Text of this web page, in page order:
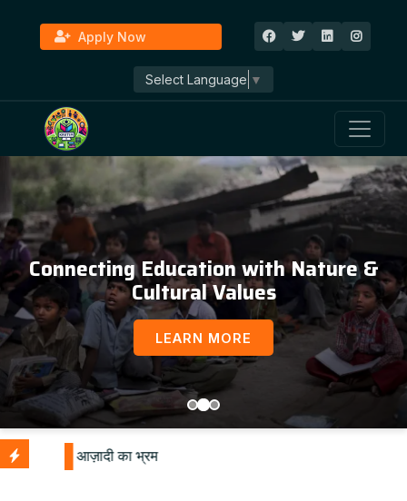
Apply Now
Select Language ▼
Connecting Education with Nature &
Cultural Values
LEARN MORE